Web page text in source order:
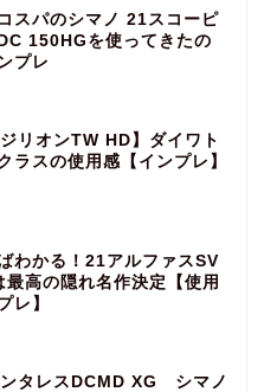
スパのシマノ 21スコーピ
150HGを使ってきたの
プレ
ジリオンTW HD】ダイワト
ラスの使用感【インプレ】
わかる！21アルファスSV
最高の隠れ名作決定【使用
レ】
タレスDCMD XG シマノ